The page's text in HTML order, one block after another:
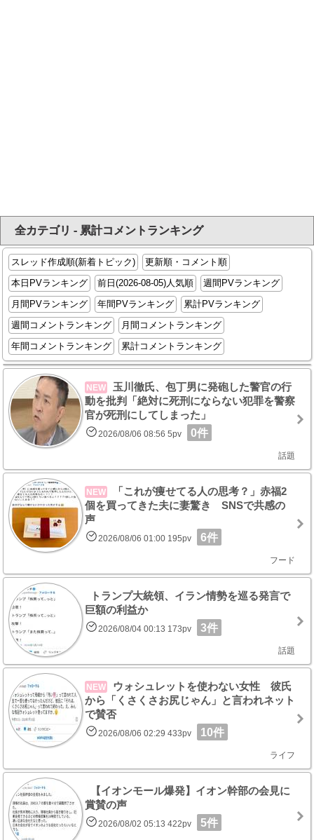
全カテゴリ - 累計コメントランキング
スレッド作成順(新着トピック)
更新順・コメント順
本日PVランキング
前日(2026-08-05)人気順
週間PVランキング
月間PVランキング
年間PVランキング
累計PVランキング
週間コメントランキング
月間コメントランキング
年間コメントランキング
累計コメントランキング
NEW
玉川徹氏、包丁男に発砲した警官の行
動を批判「絶対に死刑にならない犯罪を警察
官が死刑にしてしまった」
2026/08/06 08:56 5pv 0件
話題
NEW
「これが痩せてる人の思考？」赤福2
個を買ってきた夫に妻驚き SNSで共感の
声
2026/08/06 01:00 195pv 6件
フード
トランプ大統領、イラン情勢を巡る発言で
巨額の利益か
2026/08/04 00:13 173pv 3件
話題
NEW
ウォシュレットを使わない女性 彼氏
から「くさくさお尻じゃん」と言われネット
で賛否
2026/08/06 02:29 433pv 10件
ライフ
【イオンモール爆発】イオン幹部の会見に
賞賛の声
2026/08/02 05:13 422pv 5件